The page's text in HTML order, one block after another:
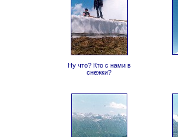
Ну что? Кто с нами в
снежки?